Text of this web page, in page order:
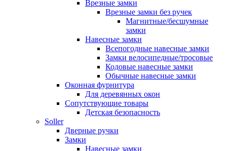
Врезные замки
Врезные замки без ручек
Магнитные/бесшумные
замки
Навесные замки
Всепогодные навесные замки
Замки велосипедные/тросовые
Кодовые навесные замки
Обычные навесные замки
Оконная фурнитура
Для деревянных окон
Сопутствующие товары
Детская безопасность
Soller
Дверные ручки
Замки
Навесные замки